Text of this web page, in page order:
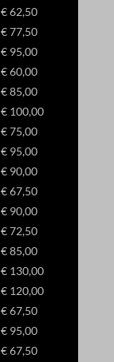
€ 62,50
€ 77,50
€ 95,00
€ 60,00
€ 85,00
€ 100,00
€ 75,00
€ 95,00
€ 90,00
€ 67,50
€ 90,00
€ 72,50
€ 85,00
€ 130,00
€ 120,00
€ 67,50
€ 95,00
€ 67,50